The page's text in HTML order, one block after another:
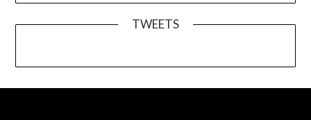
TWEETS